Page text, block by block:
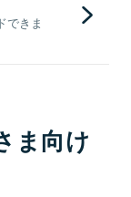
できま
ま向け